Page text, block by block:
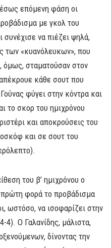
επόμενη φάση οι
με γκολ του
να πιέζει ψηλά,
των «κυανόλευκων», που
όμως, σταματούσαν στον
κάθε σουτ που
φύγει στην κόντρα και
το σκορ του ημιχρόνου
και αποκρούσεις του
και σε σουτ του
του β’ ημιχρόνου ο
φορά το προβάδισμα
ωστόσο, να ισοφαρίζει στην
4). Ο Γαλανίδης, μάλιστα,
δίνοντας την